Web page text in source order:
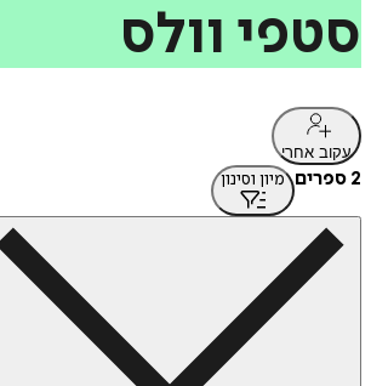
סטפי וולס
עקוב אחרי
2 ספרים מיון וסינון